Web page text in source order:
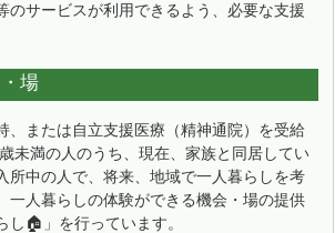
のサービスが利用できるよう、必要な支援
場
または自立支援医療（精神通院）を受給
未満の人のうち、現在、家族と同居してい
所中の人で、将来、地域で一人暮らしを考
一人暮らしの体験ができる機会・場の提供
し🏠」を行っています。